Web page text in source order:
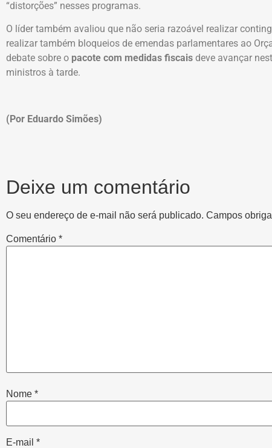
“distorções” nesses programas.
O líder também avaliou que não seria razoável realizar
realizar também bloqueios de emendas parlamentares ao
debate sobre o pacote com medidas fiscais deve avançar
ministros à tarde.
(Por Eduardo Simões)
Deixe um comentário
O seu endereço de e-mail não será publicado. Campos
Comentário *
Nome *
E-mail *